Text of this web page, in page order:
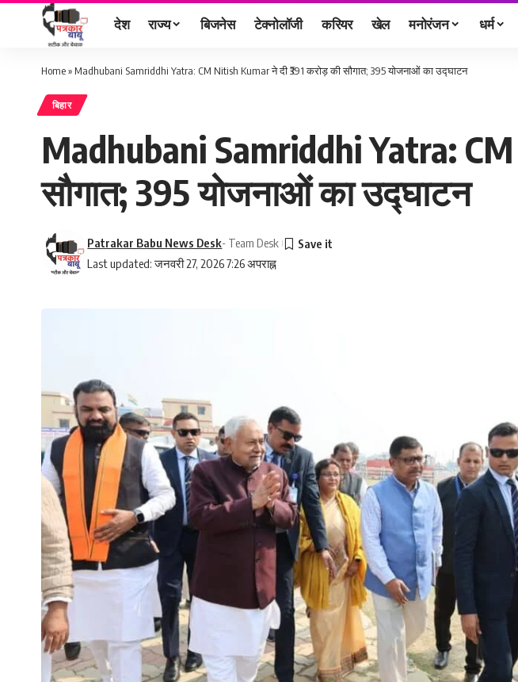
देश राज्य बिजनेस टेक्नोलॉजी करियर खेल मनोरंजन धर्म
Home» Madhubani Samriddhi Yatra: CM Nitish Kumar ने दी ₹391 करोड़ की सौगात; 395 योजनाओं का उद्घाटन
बिहार
Madhubani Samriddhi Yatra: CM
सौगात; 395 योजनाओं का उद्घाटन
Last updated: जनवरी 27, 2026 7:26 अपराह्न
Patrakar Babu News Desk- Team Desk